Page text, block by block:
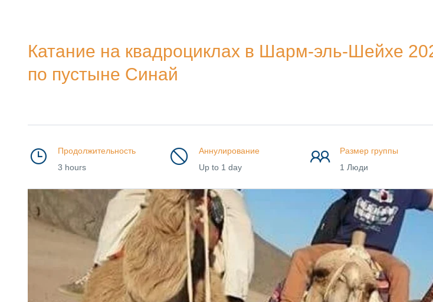
Катание на квадроциклах в Шарм-эль-Шейхе
по пустыне Синай
Продолжительность
3 hours
Аннулирование
Up to 1 day
Размер группы
1 Люди